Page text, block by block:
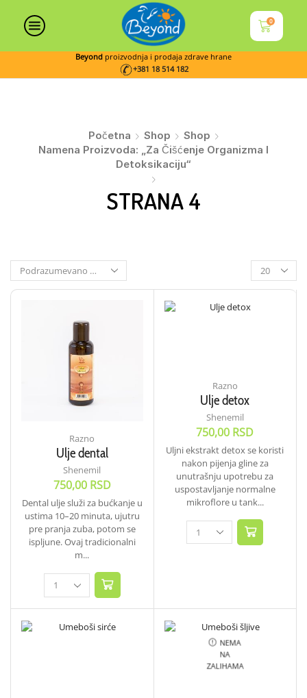
0
Beyond proizvodnja i prodaja zdrave hrane
+381 18 514 182
Početna Shop
Shop
Namena Proizvoda: „Za Čišćenje Organizma I
Detoksikaciju“
STRANA 4
Razno
Ulje dental
Shenemil
750,00 RSD
Dental ulje služi za bućkanje u
ustima 10–20 minuta, ujutru
pre pranja zuba, potom se
ispljune. Ovaj tradicionalni
m...
Razno
Ulje detox
Shenemil
750,00 RSD
Uljni ekstrakt detox se koristi
nakon pijenja gline za
unutrašnju upotrebu za
uspostavljanje normalne
mikroflore u tank...
NEMA
NA
ZALIHAMA